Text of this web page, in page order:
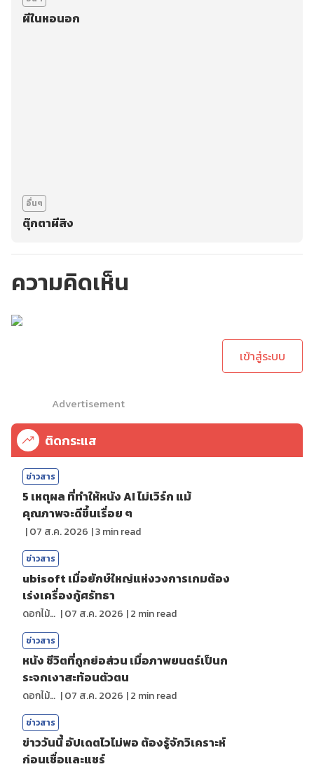
ผีในหอนอก
อื่นๆ
ตุ๊กตาผีสิง
ความคิดเห็น
เข้าสู่ระบบ
Advertisement
ติดกระแส
ข่าวสาร
5 เหตุผล ที่ทำให้หนัง AI ไม่เวิร์ก แม้
คุณภาพจะดีขึ้นเรื่อย ๆ
|07 ส.ค. 2026 |3min read
ข่าวสาร
ubisoft เมื่อยักษ์ใหญ่แห่งวงการเกมต้อง
เร่งเครื่องกู้ศรัทธา
ดอกไม้กับสายน้ำ |07 ส.ค. 2026 |2 min read
ข่าวสาร
หนัง ชีวิตที่ถูกย่อส่วน เมื่อภาพยนตร์เป็นก
ระจกเงาสะท้อนตัวตน
ดอกไม้กับสายน้ำ |07 ส.ค. 2026 |2 min read
ข่าวสาร
ข่าววันนี้ อัปเดตไวไม่พอ ต้องรู้จักวิเคราะห์
ก่อนเชื่อและแชร์